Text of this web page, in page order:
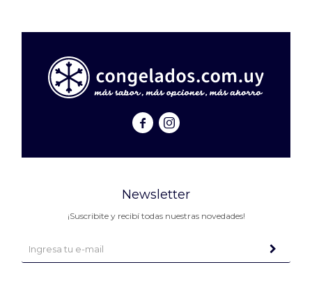
 
Newsletter
¡Suscribite y recibí todas nuestras novedades!